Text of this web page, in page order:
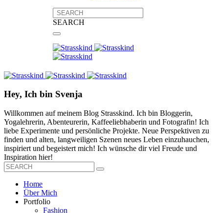
SEARCH
Hey, Ich bin Svenja
Willkommen auf meinem Blog Strasskind. Ich bin Bloggerin,
Yogalehrerin, Abenteurerin, Kaffeeliebhaberin und Fotografin! Ich
liebe Experimente und persönliche Projekte. Neue Perspektiven zu
finden und alten, langweiligen Szenen neues Leben einzuhauchen,
inspiriert und begeistert mich! Ich wünsche dir viel Freude und
Inspiration hier!
Home
Über Mich
Portfolio
Fashion